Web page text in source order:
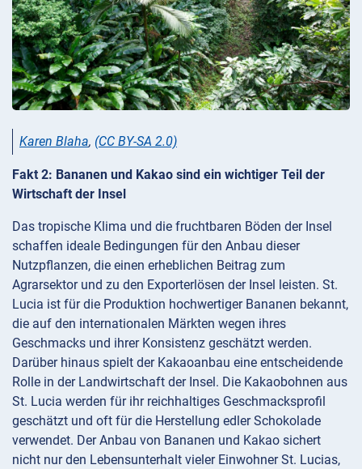
Karen Blaha, (CC BY-SA 2.0)
Fakt 2: Bananen und Kakao sind ein wichtiger Teil der
Wirtschaft der Insel
Das tropische Klima und die fruchtbaren Böden der Insel
schaffen ideale Bedingungen für den Anbau dieser
Nutzpflanzen, die einen erheblichen Beitrag zum
Agrarsektor und zu den Exporterlösen der Insel leisten. St.
Lucia ist für die Produktion hochwertiger Bananen bekannt,
die auf den internationalen Märkten wegen ihres
Geschmacks und ihrer Konsistenz geschätzt werden.
Darüber hinaus spielt der Kakaoanbau eine entscheidende
Rolle in der Landwirtschaft der Insel. Die Kakaobohnen aus
St. Lucia werden für ihr reichhaltiges Geschmacksprofil
geschätzt und oft für die Herstellung edler Schokolade
verwendet. Der Anbau von Bananen und Kakao sichert
nicht nur den Lebensunterhalt vieler Einwohner St. Lucias,